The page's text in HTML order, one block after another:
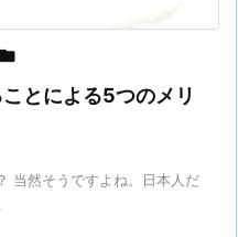

とによる5つのメリ
当然そうですよね。日本人だ